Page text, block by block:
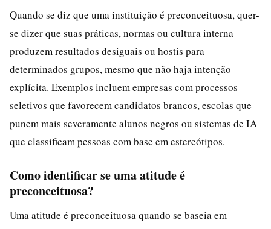
Quando se diz que uma instituição é preconceituosa, quer-
se dizer que suas práticas, normas ou cultura interna
produzem resultados desiguais ou hostis para
determinados grupos, mesmo que não haja intenção
explícita. Exemplos incluem empresas com processos
seletivos que favorecem candidatos brancos, escolas que
punem mais severamente alunos negros ou sistemas de IA
que classificam pessoas com base em estereótipos.
Como identificar se uma atitude é
preconceituosa?
Uma atitude é preconceituosa quando se baseia em